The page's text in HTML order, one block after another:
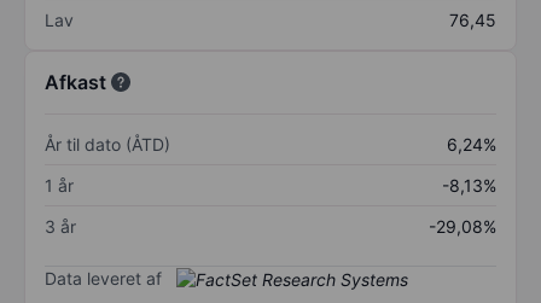
Lav
76,45
Afkast
År til dato (ÅTD)
6,24%
1 år
-8,13%
3 år
-29,08%
Data leveret af